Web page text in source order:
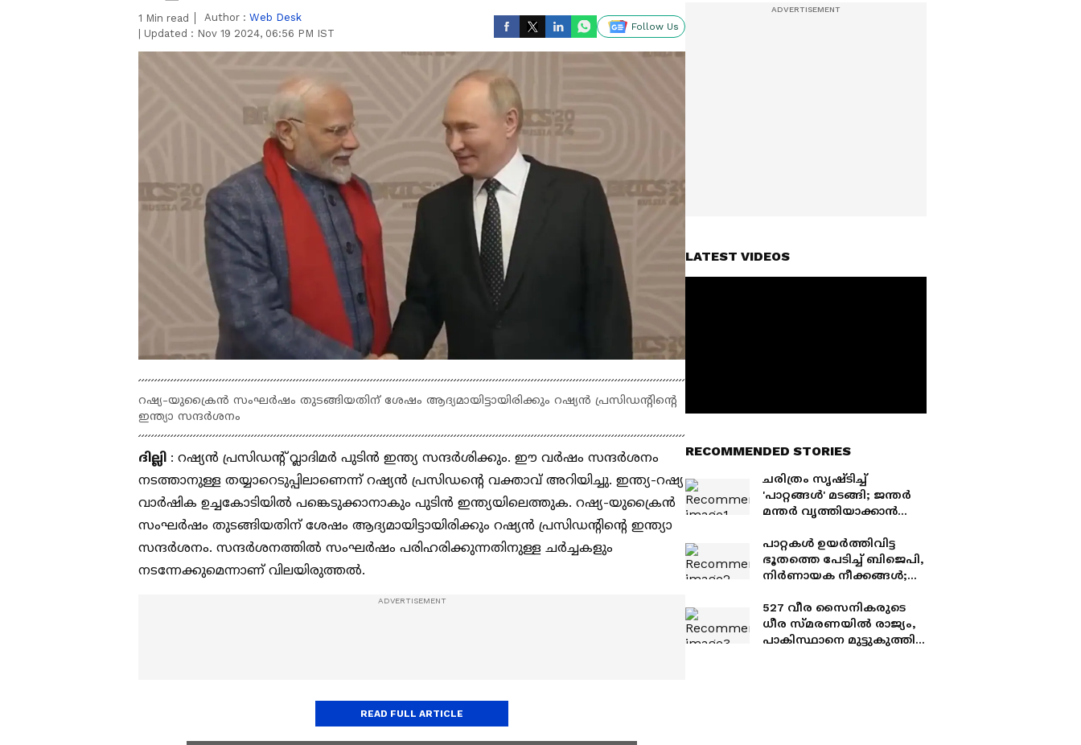
1 Min read Author : Web Desk
Updated : Nov 19 2024, 06:56 PM IST
Follow Us
റഷ്യ-യുക്രൈൻ സംഘർഷം തുടങ്ങിയതിന് ശേഷം ആദ്യമായിട്ടായിരിക്കും റഷ്യൻ പ്രസിഡന്റിന്‍റെ
ഇന്ത്യാ സന്ദർശനം
ദില്ലി : റഷ്യൻ പ്രസിഡന്‍റ് വ്ലാദിമര്‍ പുടിൻ ഇന്ത്യ സന്ദർശിക്കും. ഈ വർഷം സന്ദർശനം
നടത്താനുള്ള തയ്യാറെടുപ്പിലാണെന്ന് റഷ്യൻ പ്രസിഡന്‍റെ വക്താവ് അറിയിച്ചു. ഇന്ത്യ-റഷ്യ
വാർഷിക ഉച്ചകോടിയിൽ പങ്കെടുക്കാനാകും പുടിൻ ഇന്ത്യയിലെത്തുക. റഷ്യ-യുക്രൈൻ
സംഘർഷം തുടങ്ങിയതിന് ശേഷം ആദ്യമായിട്ടായിരിക്കും റഷ്യൻ പ്രസിഡന്റിന്‍റെ ഇന്ത്യാ
സന്ദർശനം. സന്ദർശനത്തിൽ സംഘർഷം പരിഹരിക്കുന്നതിനുള്ള ചർച്ചകളും
നടന്നേക്കുമെന്നാണ് വിലയിരുത്തൽ.
READ FULL ARTICLE
LATEST VIDEOS
RECOMMENDED STORIES
ചരിത്രം സൃഷ്ടിച്ച്
'പാറ്റങ്ങൾ' മടങ്ങി; ജന്ത‍ര്‍
മന്തര്‍ വൃത്തിയാക്കാൻ
ഇറങ്ങി
പാറ്റകൾ ഉയർത്തിവിട്ട
ഭൂതത്തെ പേടിച്ച് ബിജെപി,
നിർണായക നീക്കങ്ങൾ;
ചോർച്ച ഭയന്ന്
വിദ്യാർത്ഥികളെ
തണുപ്പിക്കാൻ നേരിട്ടിറങ്ങി
527 വീര സൈനികരുടെ
ധീര സ്മരണയിൽ രാജ്യം,
പാകിസ്ഥാനെ മുട്ടുകുത്തിച്ച